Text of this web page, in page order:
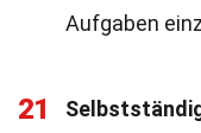
Aufgaben
21